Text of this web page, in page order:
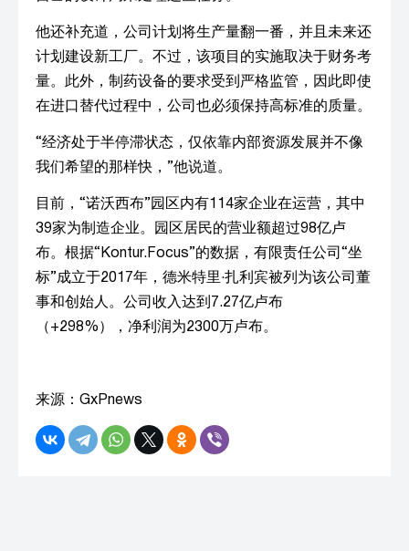
他还补充道，公司计划将生产量翻一番，并且未来还
计划建设新工厂。不过，该项目的实施取决于财务考
量。此外，制药设备的要求受到严格监管，因此即使
在进口替代过程中，公司也必须保持高标准的质量。
“经济处于半停滞状态，仅依靠内部资源发展并不像
我们希望的那样快，”他说道。
目前，“诺沃西布”园区内有114家企业在运营，其中
39家为制造企业。园区居民的营业额超过98亿卢
布。根据“Kontur.Focus”的数据，有限责任公司“坐
标”成立于2017年，德米特里·扎利宾被列为该公司董
事和创始人。公司收入达到7.27亿卢布
（+298%），净利润为2300万卢布。
来源：GxPnews